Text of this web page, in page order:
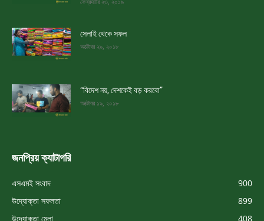
সেলাই থেকে সফল
অক্টোবর ২৯, ২০১৮
“বিদেশ নয়, দেশকেই বড় করবো”
অক্টোবর ১৯, ২০১৮
জনপ্রিয় ক্যাটাগরি
এসএমই সংবাদ
900
উদ্যোক্তা সফলতা
899
উদ্যোক্তা মেলা
408